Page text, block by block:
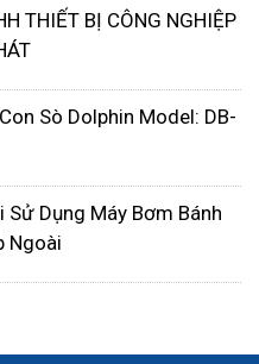
mà chúng ta cần
xác định rõ nhu
kể trên để chọn sản
THIẾT BỊ CÔNG NGHIỆP
Sò Dolphin Model: DB-
Sử Dụng Máy Bơm Bánh
Ngoài